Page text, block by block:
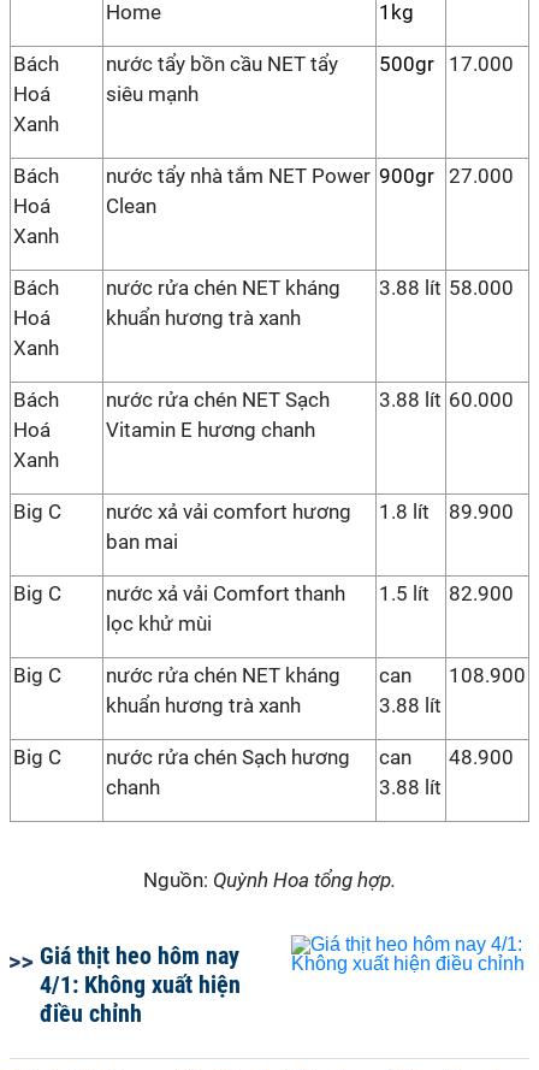
Home 1kg
Bách
Hoá
Xanh
nước tẩy bồn cầu NET tẩy
siêu mạnh
500gr 17.000
Bách
Hoá
Xanh
nước tẩy nhà tắm NET Power
Clean
900gr 27.000
Bách
Hoá
Xanh
nước rửa chén NET kháng
khuẩn hương trà xanh
3.88 lít 58.000
Bách
Hoá
Xanh
nước rửa chén NET Sạch
Vitamin E hương chanh
3.88 lít 60.000
Big C
nước xả vải comfort hương
ban mai
1.8 lít 89.900
Big C
nước xả vải Comfort thanh
lọc khử mùi
1.5 lít 82.900
Big C
nước rửa chén NET kháng
khuẩn hương trà xanh
can
3.88 lít
108.900
Big C
nước rửa chén Sạch hương
chanh
can
3.88 lít
48.900
Nguồn: Quỳnh Hoa tổng hợp.
Giá thịt heo hôm nay
4/1: Không xuất hiện
điều chỉnh